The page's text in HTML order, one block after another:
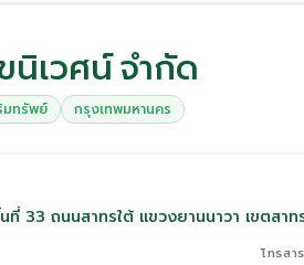
นิเวศน์ จำกัด
มทรัพย์ กรุงเทพมหานคร
ที่ 33 ถนนสาทรใต้ แขวงยานนาวา เขตสา
โทรสาร